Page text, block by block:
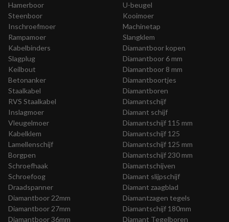
Hamerboor
Steenboor
U-beugel
Kooimoer
Inschroefmoer
Rampamoer
Kabelbinders
Slagplug
Keilbout
Betonanker
Staalkabel
RVS Staalkabel
Inslagmoer
Vleugelmoer
Kabelklem
Lamellenschijf
Borgpen
Schroefhaak
Schroefoog
Draadspanner
Machinetap
Slangklem
Diamantboor kopen
Diamantboor 6 mm
Diamantboor 8 mm
Diamantboortjes
Diamantboren
Diamantschijf
Diamant schijf
Diamantschijf 115 mm
Diamantschijf 125
Diamantschijf 125 mm
Diamantschijf 230 mm
Diamantschijven
Diamant slijpschijf
Diamant zaagblad
Diamantboor 22mm
Diamantboor 27mm
Diamantboor 36mm
Diamantzagen tegels
Diamantschijf 180mm
Diamant Tegelboren